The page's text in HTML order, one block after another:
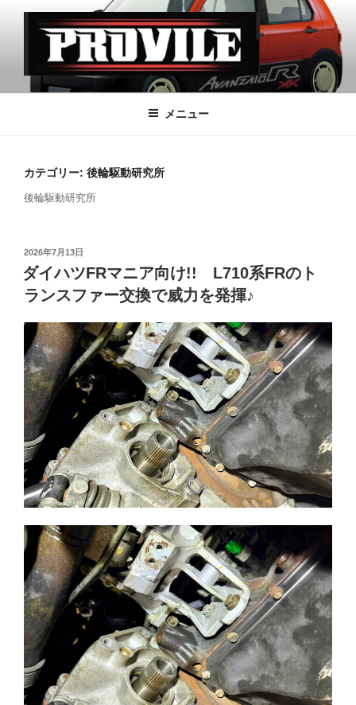
PROVILE
メニュー
カテゴリー: 後輪駆動研究所
後輪駆動研究所
投
稿
日:
2026年7月13日
ダイハツFRマニア向け!! L710系FRのト
ランスファー交換で威力を発揮♪